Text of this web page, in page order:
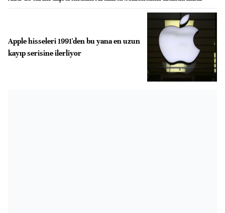
Apple hisseleri 1991'den bu yana en uzun
kayıp serisine ilerliyor